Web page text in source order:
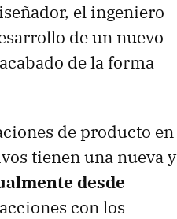
el ingeniero
de un nuevo
de la forma
de producto en
tienen una nueva y
desde
con los